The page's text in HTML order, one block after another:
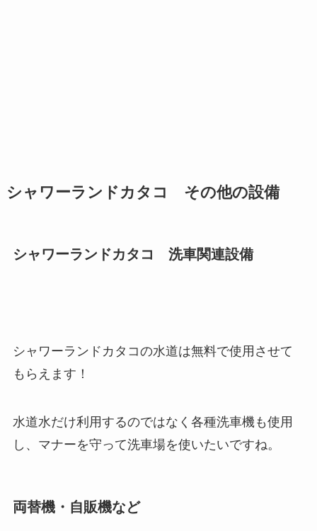
シャワーランドカタコ その他の設備
シャワーランドカタコ 洗車関連設備
シャワーランドカタコの水道は無料で使用させて
もらえます！
水道水だけ利用するのではなく各種洗車機も使用
し、マナーを守って洗車場を使いたいですね。
両替機・自販機など